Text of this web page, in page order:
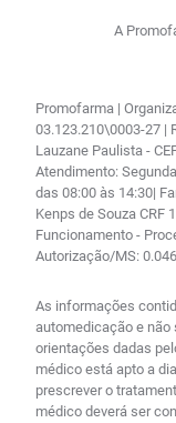
A
Promofarma |
03.123.210\0003-27 |
Lauzane Paulista -
Atendimento:
das 08:00 às 14:30|
Kenps de Souza CRF
Funcionamento -
Autorização/MS:
As informações
automedicação e não
orientações dadas
médico está apto a
prescrever o
médico deverá ser